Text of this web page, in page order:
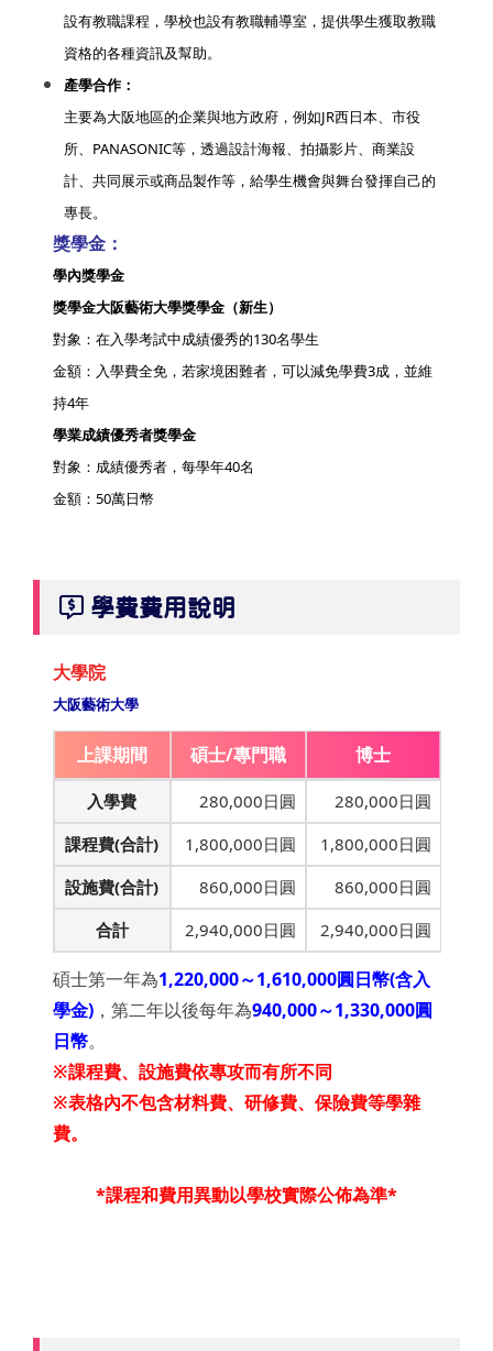
設有教職課程，學校也設有教職輔導室，提供學生獲取教職
資格的各種資訊及幫助。
產學合作：
主要為大阪地區的企業與地方政府，例如JR西日本、市役
所、PANASONIC等，透過設計海報、拍攝影片、商業設
計、共同展示或商品製作等，給學生機會與舞台發揮自己的
專長。
獎學金：
學內獎學金
獎學金大阪藝術大學獎學金（新生）
對象：在入學考試中成績優秀的130名學生
金額：入學費全免，若家境困難者，可以減免學費3成，並維
持4年
學業成績優秀者獎學金
對象：成績優秀者，每學年40名
金額：50萬日幣
學費費用說明
大學院
大阪藝術大學
上課期間 碩士/專門職 博士
入學費 280,000日圓
280,000日圓
課程費(合計)
1,800,000日圓
1,800,000日圓
設施費(合計)
860,000日圓
860,000日圓
合計
2,940,000日圓 2,940,000日圓
碩士第一年為1,220,000～1,610,000圓日幣(含入
學金)，第二年以後每年為940,000～1,330,000圓
日幣。
※課程費、設施費依專攻而有所不同
※表格內不包含材料費、研修費、保險費等學雜
費。
*課程和費用異動以學校實際公佈為準*